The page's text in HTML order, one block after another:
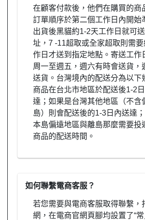
在顧客付款後，他們在購買的商
訂單順序於第二個工作日內開始
出貨後黑貓約1-2天工作日就可
址，7 -11超取或全家超取則需
作日才送到指定地點。寄送工作
周一至週五，週六有時會送貨，
送貨。台灣境內的配送分為以下
商品在台北市地區於配送後1-2
達；如果是台灣其他地區（不含
島）則會配送後的1-3日內送達
本島偏遠地區與離島那麼需要投
商品的配送時間。
如何聯繫電商客服？
若您需要與電商客服取得聯繫，
網，在電商官網頁腳均設置了“常